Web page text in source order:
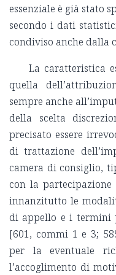
essenziale è già stato
secondo i dati
condiviso anche dalla
La caratteristica
quella
sempre anche
della scelta
precisato essere
di trattazione
camera di consiglio,
con la
innanzitutto le
di appello e i termini
[601, commi 1 e 3;
per la eventuale
l’accoglimento di